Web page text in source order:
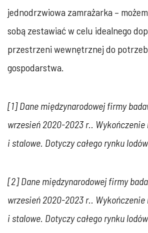
jednodrzwiowa zamrażarka –
sobą zestawiać w celu idealnego
przestrzeni wewnętrznej do
gospodarstwa.
[1] Dane międzynarodowej firmy
wrzesień 2020-2023 r.. Wykończenie
i stalowe. Dotyczy całego rynku
[2] Dane międzynarodowej firmy
wrzesień 2020-2023 r.. Wykończenie
i stalowe. Dotyczy całego rynku